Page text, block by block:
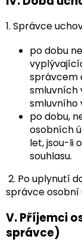
1. Správce
po dobu
správcem
smluvních
smluvního
po dobu,
osobních
let, jsou-li
souhlasu.
2. Po uplynutí
správce osobní
V.Příjemci
správce)